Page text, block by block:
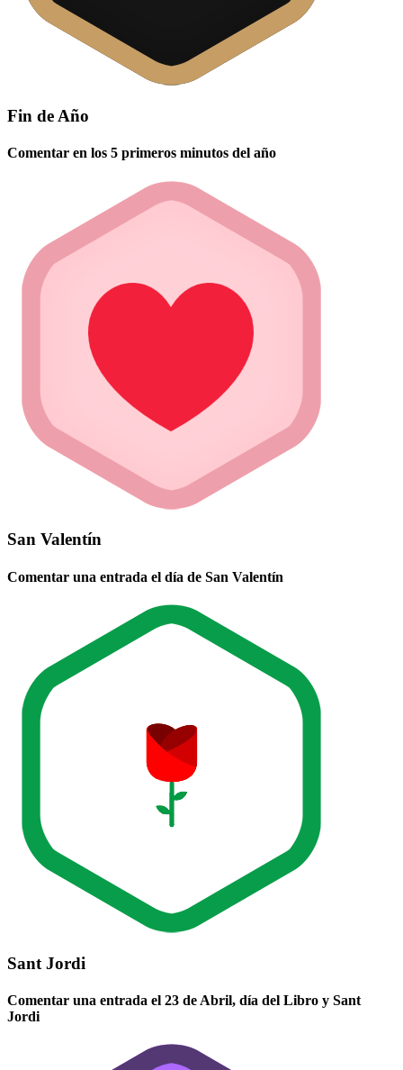
Fin de Año
Comentar en los 5 primeros minutos del año
San Valentín
Comentar una entrada el día de San Valentín
Sant Jordi
Comentar una entrada el 23 de Abril, día del Libro y Sant
Jordi